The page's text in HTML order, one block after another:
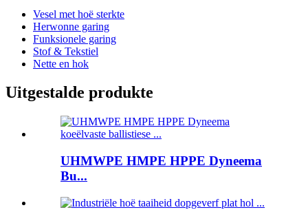
Vesel met hoë sterkte
Herwonne garing
Funksionele garing
Stof & Tekstiel
Nette en hok
Uitgestalde produkte
UHMWPE HMPE HPPE Dyneema
Bu...